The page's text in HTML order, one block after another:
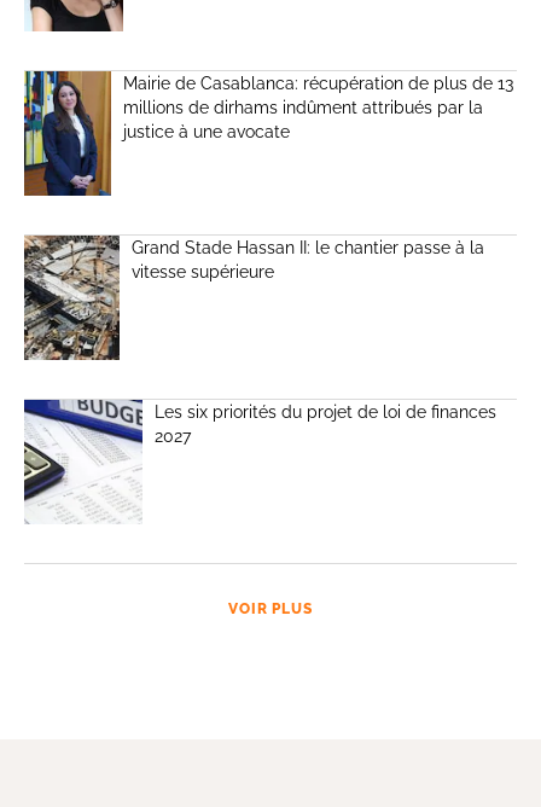
Mairie de Casablanca: récupération de plus de 13
millions de dirhams indûment attribués par la
justice à une avocate
Grand Stade Hassan II: le chantier passe à la
vitesse supérieure
Les six priorités du projet de loi de finances
2027
VOIR PLUS